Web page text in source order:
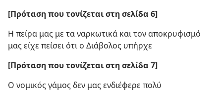
[Πρόταση που τονίζεται στη σελίδα 6]
Η πείρα μας με τα ναρκωτικά και τον αποκρυφισμό
μας είχε πείσει ότι ο Διάβολος υπήρχε
[Πρόταση που τονίζεται στη σελίδα 7]
Ο νομικός γάμος δεν μας ενδιέφερε πολύ